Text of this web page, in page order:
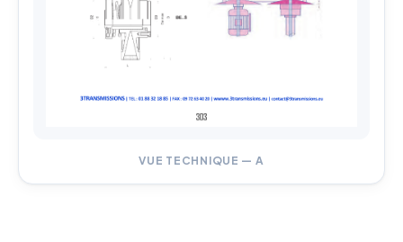
VUE TECHNIQUE — A